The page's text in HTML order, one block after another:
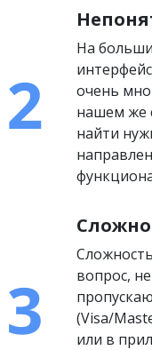
На
очень
нашем же
найти
вопрос,
(Visa/
или в